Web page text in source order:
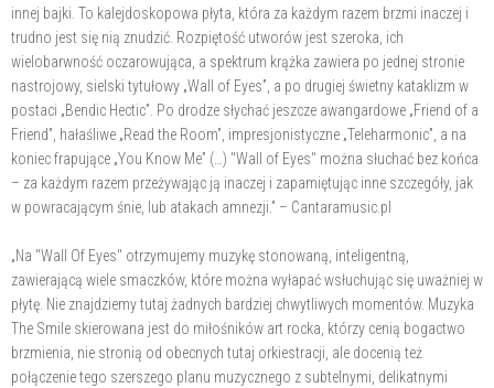
innej bajki. To kalejdoskopowa płyta, która za każdym razem brzmi inaczej i
trudno jest się nią znudzić. Rozpiętość utworów jest szeroka, ich
wielobarwność oczarowująca, a spektrum krążka zawiera po jednej stronie
nastrojowy, sielski tytułowy „Wall of Eyes”, a po drugiej świetny kataklizm w
postaci „Bendic Hectic”. Po drodze słychać jeszcze awangardowe „Friend of a
Friend”, hałaśliwe „Read the Room”, impresjonistyczne „Teleharmonic”, a na
koniec frapujące „You Know Me” (…) "Wall of Eyes" można słuchać bez końca
– za każdym razem przeżywając ją inaczej i zapamiętując inne szczegóły, jak
w powracającym śnie, lub atakach amnezji.” – Cantaramusic.pl
„Na "Wall Of Eyes" otrzymujemy muzykę stonowaną, inteligentną,
zawierającą wiele smaczków, które można wyłapać wsłuchując się uważniej w
płytę. Nie znajdziemy tutaj żadnych bardziej chwytliwych momentów. Muzyka
The Smile skierowana jest do miłośników art rocka, którzy cenią bogactwo
brzmienia, nie stronią od obecnych tutaj orkiestracji, ale docenią też
połączenie tego szerszego planu muzycznego z subtelnymi, delikatnymi